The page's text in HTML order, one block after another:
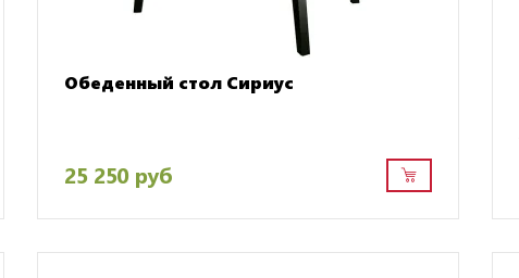
Обеденный стол Сириус
25 250 руб